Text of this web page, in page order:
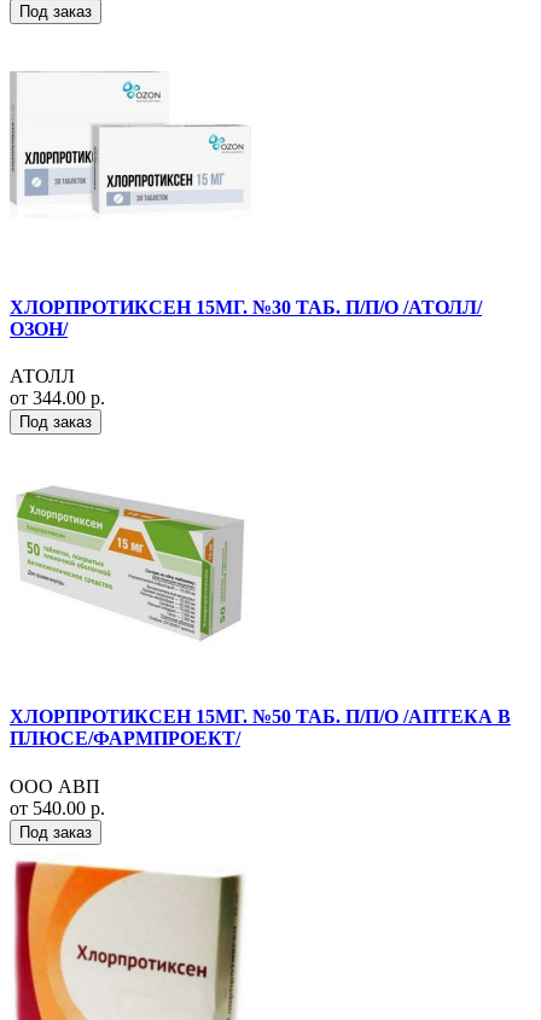
Под заказ
ХЛОРПРОТИКСЕН 15МГ. №30 ТАБ. П/П/О /АТОЛЛ/
ОЗОН/
АТОЛЛ
от 344.00 р.
Под заказ
ХЛОРПРОТИКСЕН 15МГ. №50 ТАБ. П/П/О /АПТЕКА В
ПЛЮСЕ/ФАРМПРОЕКТ/
ООО АВП
от 540.00 р.
Под заказ